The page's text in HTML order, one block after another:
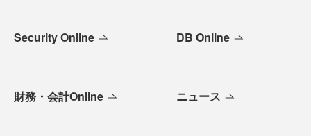
Security Online DB Online
財務・会計Online ニュース